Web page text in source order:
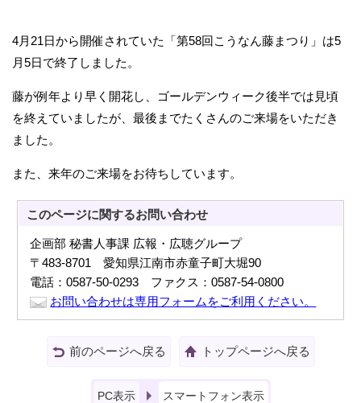
4月21日から開催されていた「第58回こうなん藤まつり」は5
月5日で終了しました。
藤が例年より早く開花し、ゴールデンウィーク後半では見頃
を終えていましたが、最後までたくさんのご来場をいただき
ました。
また、来年のご来場をお待ちしています。
このページに関するお問い合わせ
企画部 秘書人事課 広報・広聴グループ
〒483-8701 愛知県江南市赤童子町大堀90
電話：0587-50-0293 ファクス：0587-54-0800
お問い合わせは専用フォームをご利用ください。
前のページへ戻る トップページへ戻る
PC表示 スマートフォン表示